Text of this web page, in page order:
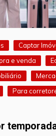
Captar
e venda
Para